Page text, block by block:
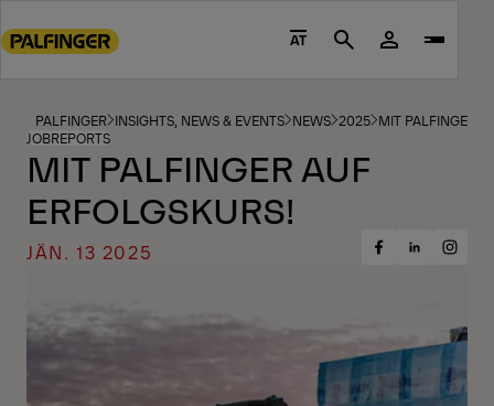
to
footer
content
AT Search
PALFINGER INSIGHTS, NEWS & EVENTS NEWS 2025 MIT PALFINGER
JOBREPORTS
MIT PALFINGER AUF
ERFOLGSKURS!
JÄN. 13 2025
ShareShareShare